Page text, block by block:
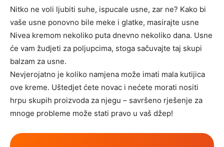
Nitko ne voli ljubiti suhe, ispucale usne, zar ne? Kako bi
vaše usne ponovno bile meke i glatke, masirajte usne
Nivea kremom nekoliko puta dnevno nekoliko dana. Usne
će vam žudjeti za poljupcima, stoga sačuvajte taj skupi
balzam za usne.
Nevjerojatno je koliko namjena može imati mala kutijica
ove kreme. Uštedjet ćete novac i nećete morati nositi
hrpu skupih proizvoda za njegu – savršeno rješenje za
mnoge probleme može stati pravo u vaš džep!